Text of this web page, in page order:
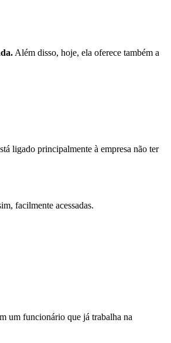
Além disso, hoje, ela oferece também a
ligado principalmente à empresa não ter
facilmente acessadas.
um funcionário que já trabalha na